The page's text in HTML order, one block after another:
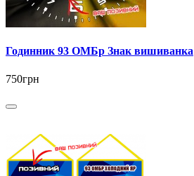
Годинник 93 ОМБр Знак вишиванка
750грн